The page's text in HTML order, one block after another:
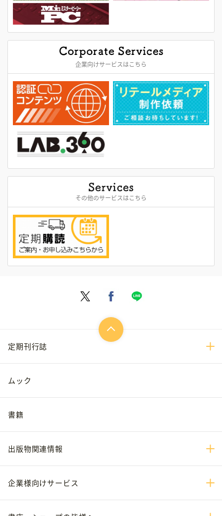
企業向けサービスはこちら
その他のサービスはこちら
定期刊行誌
ムック
書籍
出版物関連情報
企業様向けサービス